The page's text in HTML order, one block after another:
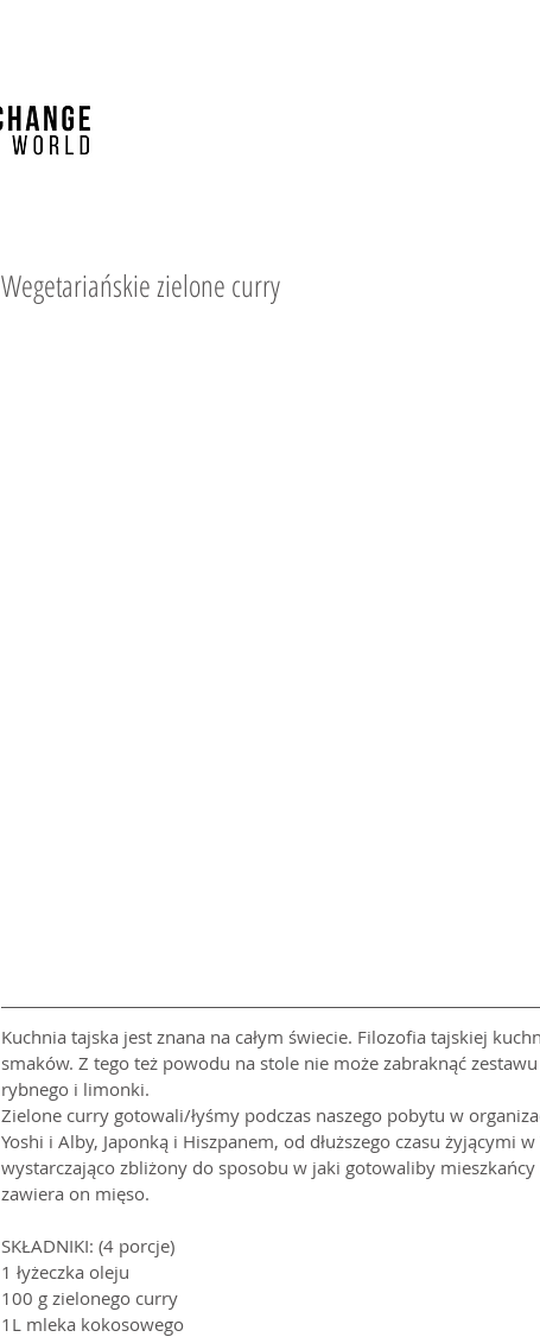
Wegetariańskie zielone curry
Kuchnia tajska jest znana na całym świecie. Filozofia tajskiej
smaków. Z tego też powodu na stole nie może zabraknąć
rybnego i limonki.
Zielone curry gotowali/łyśmy podczas naszego pobytu w
Yoshi i Alby, Japonką i Hiszpanem, od dłuższego czasu żyjącymi
wystarczająco zbliżony do sposobu w jaki gotowaliby
zawiera on mięso.
SKŁADNIKI: (4 porcje)
1 łyżeczka oleju
100 g zielonego curry
1L mleka kokosowego